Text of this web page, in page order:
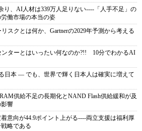
り、AI人材は339万人足りない----「人手不足」の
働市場の本当の姿
スクとは何か、Gartnerの2029年予測から考える
ターとはいったい何なのか?!! 10分でわかるAI
日本 ― でも、世界で輝く日本人は確実に増えて
供給不足の長期化とNAND Flash供給緩和が及
響
着意向が44.9ポイント上がる----両立支援は福利厚
略である